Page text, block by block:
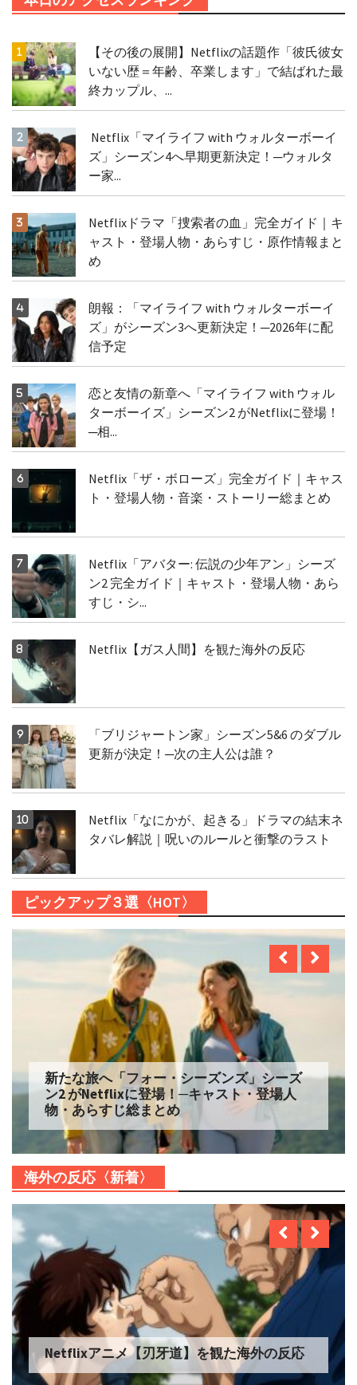
【その後の展開】Netflixの話題作「彼氏彼女
いない歴＝年齢、卒業します」で結ばれた最
終カップル、...
Netflix「マイライフ with ウォルターボーイ
ズ」シーズン4へ早期更新決定！─ウォルタ
ー家...
Netflixドラマ「捜索者の血」完全ガイド｜キ
ャスト・登場人物・あらすじ・原作情報まと
め
朗報：「マイライフ with ウォルターボーイ
ズ」がシーズン3へ更新決定！─2026年に配
信予定
恋と友情の新章へ「マイライフ with ウォル
ターボーイズ」シーズン2 がNetflixに登場！
─相...
Netflix「ザ・ボローズ」完全ガイド｜キャス
ト・登場人物・音楽・ストーリー総まとめ
Netflix「アバター: 伝説の少年アン」シーズ
ン2 完全ガイド｜キャスト・登場人物・あら
すじ・シ...
Netflix【ガス人間】を観た海外の反応
「ブリジャートン家」シーズン5&6 のダブル
更新が決定！─次の主人公は誰？
Netflix「なにかが、起きる」ドラマの結末ネ
タバレ解説｜呪いのルールと衝撃のラスト
ピックアップ３選〈HOT〉
新たな旅へ「フォー・シーズンズ」シーズ
ン2 がNetflixに登場！─キャスト・登場人
物・あらすじ総まとめ
海外の反応〈新着〉
Netflixアニメ【刃牙道】を観た海外の反応